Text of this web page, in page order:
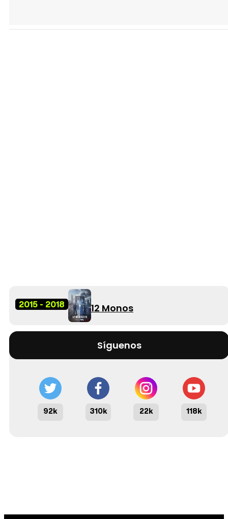
2015 - 2018 12 Monos
Síguenos
92k 310k 22k 118k